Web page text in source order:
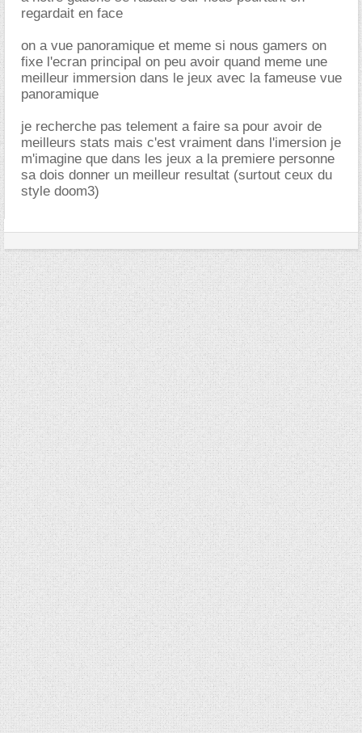
regardait en face
on a vue panoramique et meme si nous gamers on
fixe l'ecran principal on peu avoir quand meme une
meilleur immersion dans le jeux avec la fameuse vue
panoramique
je recherche pas telement a faire sa pour avoir de
meilleurs stats mais c'est vraiment dans l'imersion je
m'imagine que dans les jeux a la premiere personne
sa dois donner un meilleur resultat (surtout ceux du
style doom3)